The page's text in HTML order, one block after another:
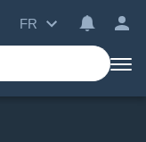
FR